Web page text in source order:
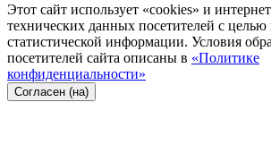
Этот сайт использует «cookies» и
технических данных посетителей с целью
статистической информации. Условия
посетителей сайта описаны в «Политике
конфиденциальности»
Согласен (на)